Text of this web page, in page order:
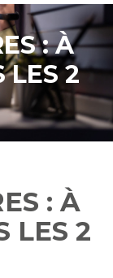
: À
LES 2
: À
LES 2